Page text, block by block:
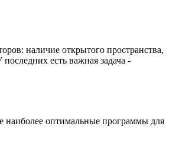
наличие открытого пространства,
есть важная задача -
наиболее оптимальные программы для